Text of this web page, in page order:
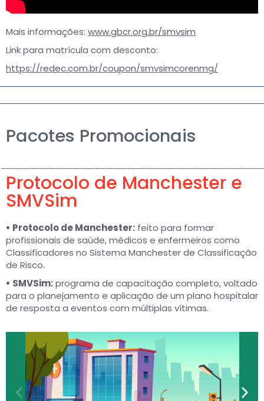
Mais informações: www.gbcr.org.br/smvsim
Link para matrícula com desconto:
https://redec.com.br/coupon/smvsimcorenmg/
Pacotes Promocionais
Protocolo de Manchester e
SMVSim
• Protocolo de Manchester: feito para formar
profissionais de saúde, médicos e enfermeiros como
Classificadores no Sistema Manchester de Classificação
de Risco.
• SMVSim:programa de capacitação completo, voltado
para o planejamento e aplicação de um plano hospitalar
de resposta a eventos com múltiplas vítimas.